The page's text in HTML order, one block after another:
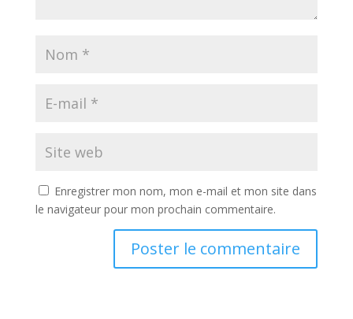
Enregistrer mon nom, mon e-mail et mon site dans
le navigateur pour mon prochain commentaire.